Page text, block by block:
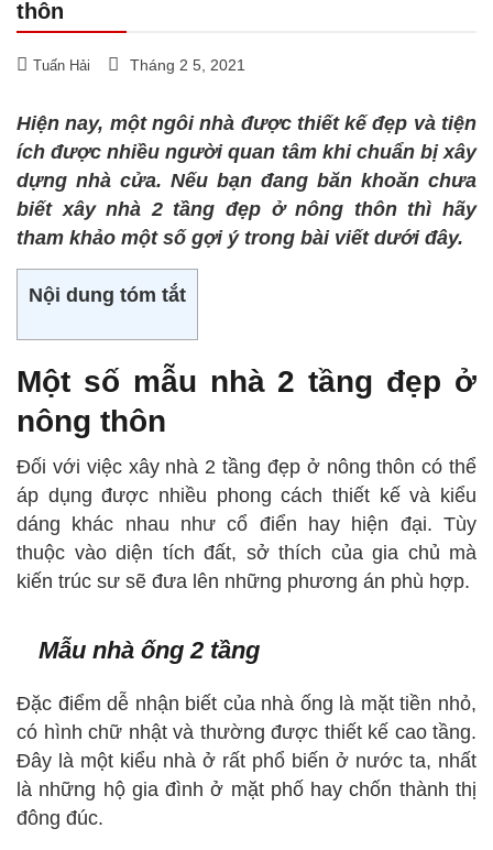
thôn
Tuấn Hải Tháng 2 5, 2021
Hiện nay, một ngôi nhà được thiết kế đẹp và tiện
ích được nhiều người quan tâm khi chuẩn bị xây
dựng nhà cửa. Nếu bạn đang băn khoăn chưa
biết xây nhà 2 tầng đẹp ở nông thôn thì hãy
tham khảo một số gợi ý trong bài viết dưới đây.
Nội dung tóm tắt
Một số mẫu nhà 2 tầng đẹp ở
nông thôn
Đối với việc xây nhà 2 tầng đẹp ở nông thôn có thể
áp dụng được nhiều phong cách thiết kế và kiểu
dáng khác nhau như cổ điển hay hiện đại. Tùy
thuộc vào diện tích đất, sở thích của gia chủ mà
kiến trúc sư sẽ đưa lên những phương án phù hợp.
Mẫu nhà ống 2 tầng
Đặc điểm dễ nhận biết của nhà ống là mặt tiền nhỏ,
có hình chữ nhật và thường được thiết kế cao tầng.
Đây là một kiểu nhà ở rất phổ biến ở nước ta, nhất
là những hộ gia đình ở mặt phố hay chốn thành thị
đông đúc.